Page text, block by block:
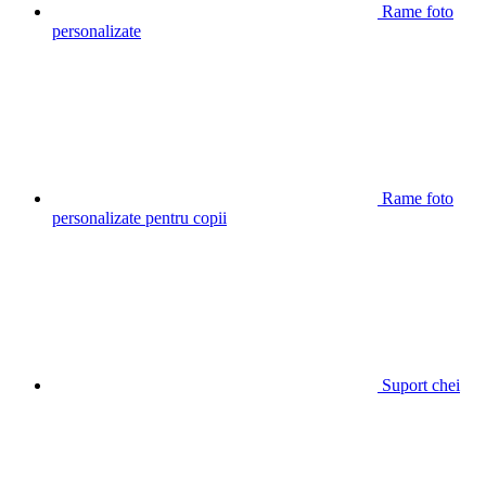
Rame foto
personalizate
Rame foto
personalizate pentru copii
Suport chei